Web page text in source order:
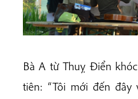
Bà A từ Thuỵ Điển
tiên: “Tôi mới đến